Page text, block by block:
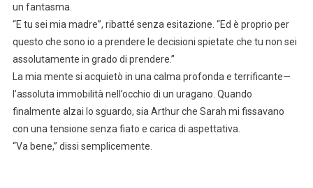
un fantasma.
“E tu sei mia madre”, ribatté senza esitazione. “Ed è proprio per
questo che sono io a prendere le decisioni spietate che tu non sei
assolutamente in grado di prendere.”
La mia mente si acquietò in una calma profonda e terrificante—
l’assoluta immobilità nell’occhio di un uragano. Quando
finalmente alzai lo sguardo, sia Arthur che Sarah mi fissavano
con una tensione senza fiato e carica di aspettativa.
“Va bene,” dissi semplicemente.